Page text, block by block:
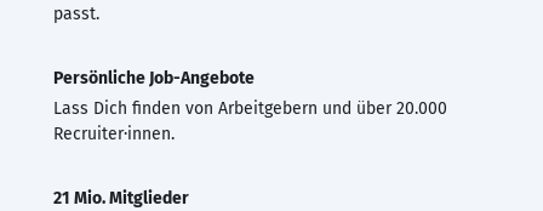
passt.
Persönliche Job-Angebote
Lass Dich finden von Arbeitgebern und über 20.000
Recruiter·innen.
21 Mio. Mitglieder